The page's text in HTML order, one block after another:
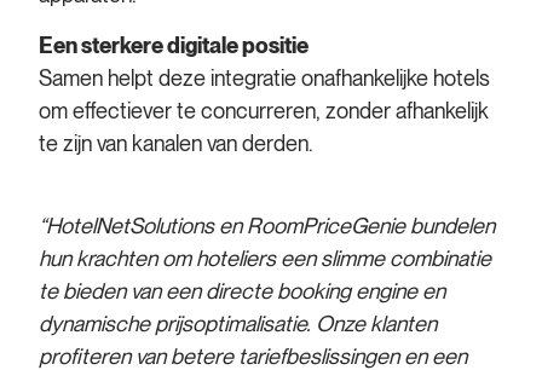
Een sterkere digitale positie
Samen helpt deze integratie onafhankelijke hotels
om effectiever te concurreren, zonder afhankelijk
te zijn van kanalen van derden.
“HotelNetSolutions en RoomPriceGenie bundelen
hun krachten om hoteliers een slimme combinatie
te bieden van een directe booking engine en
dynamische prijsoptimalisatie. Onze klanten
profiteren van betere tariefbeslissingen en een